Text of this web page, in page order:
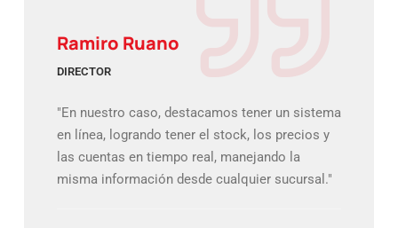
Ramiro Ruano
DIRECTOR
"En nuestro caso, destacamos tener un sistema
en línea, logrando tener el stock, los precios y
las cuentas en tiempo real, manejando la
misma información desde cualquier sucursal."